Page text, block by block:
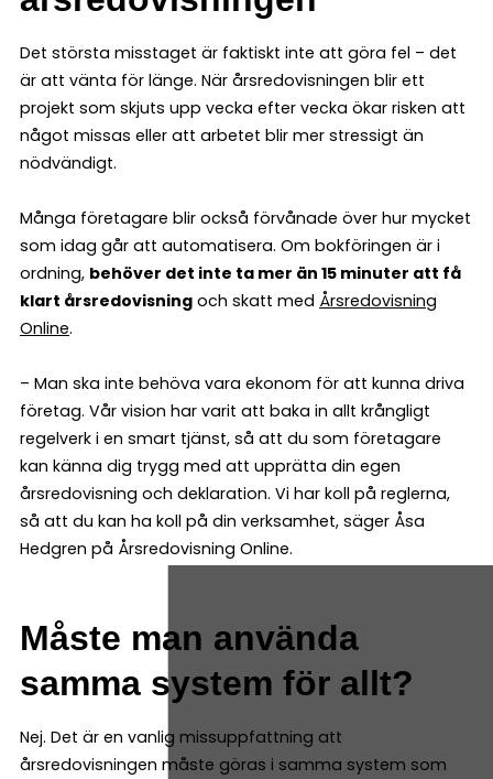
Det största misstaget är faktiskt inte att göra fel – det
är att vänta för länge. När årsredovisningen blir ett
projekt som skjuts upp vecka efter vecka ökar risken att
något missas eller att arbetet blir mer stressigt än
nödvändigt.
Många företagare blir också förvånade över hur mycket
som idag går att automatisera. Om bokföringen är i
ordning, behöver det inte ta mer än 15 minuter att få
klart årsredovisning och skatt med Årsredovisning
Online.
– Man ska inte behöva vara ekonom för att kunna driva
företag. Vår vision har varit att baka in allt krångligt
regelverk i en smart tjänst, så att du som företagare
kan känna dig trygg med att upprätta din egen
årsredovisning och deklaration. Vi har koll på reglerna,
så att du kan ha koll på din verksamhet, säger Åsa
Hedgren på Årsredovisning Online.
Måste man använda
samma system för allt?
Nej. Det är en vanlig missuppfattning att
årsredovisningen måste göras i samma system som